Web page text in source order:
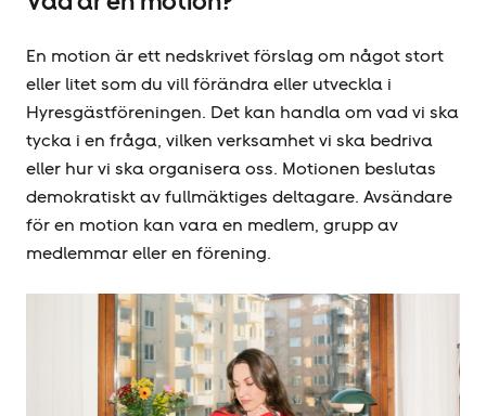
En motion är ett nedskrivet förslag om något stort
eller litet som du vill förändra eller utveckla i
Hyresgäst­föreningen. Det kan handla om vad vi ska
tycka i en fråga, vilken verksamhet vi ska bedriva
eller hur vi ska organisera oss. Motionen beslutas
demokratiskt av fullmäktiges deltagare. Avsändare
för en motion kan vara en medlem, grupp av
medlemmar eller en förening.